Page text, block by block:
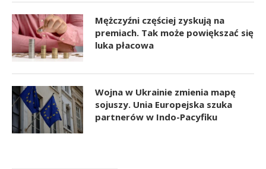
Mężczyźni częściej zyskują na
premiach. Tak może powiększać się
luka płacowa
Wojna w Ukrainie zmienia mapę
sojuszy. Unia Europejska szuka
partnerów w Indo-Pacyfiku